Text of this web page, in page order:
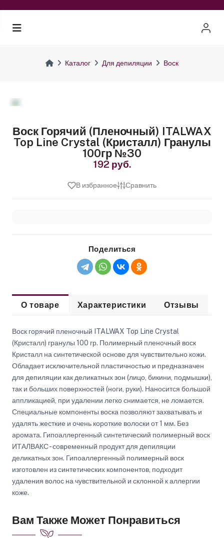
Каталог Для депиляции Воск
Воск Горячий (пленочный) ITALWAX
Top Line Crystal (Кристалл) Гранулы
100гр №30
192 руб.
В избранное Сравнить
Поделиться
О товаре Характеристики Отзывы
Воск горячий пленочный ITALWAX Top Line Crystal
(Кристалл) гранулы 100 гр. Полимерный пленочный воск
Кристалл на синтетической основе для чувствительно кожи.
Обладает исключительной пластичностью и предназначен
для депиляции как деликатных зон (лицо, бикини, подмышки),
так и больших поверхностей (ноги, руки). Наносится большой
аппликацией, при удалении легко снимается, не ломается.
Специальные компоненты воска позволяют захватывать и
удалять жесткие и очень короткие волоски от 1 мм. Без
аромата. Гипоаллергенный синтетический полимерный воск
ИТАЛВАКС - современный продукт для депиляции
деликатных зон. Гипоаллергенный полимерный воск
изготовлен из синтетических компонентов, подходит
удаления волос на чувствительной и склонной к аллергии
коже.
Вам Также Может Понравиться